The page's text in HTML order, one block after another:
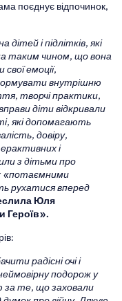
поєднує відпочинок,
і підлітків, які
таким чином, що вона
емоції,
внутрішню
творчі практики,
діти відкривали
які допомагають
довіру,
і
з дітьми про
«потаємними
рухатися вперед
Юля
Героїв».
радісні очі і
подорож у
за те, що заховали